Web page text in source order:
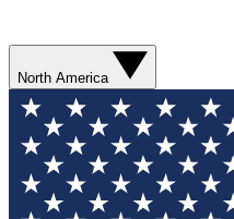
North America